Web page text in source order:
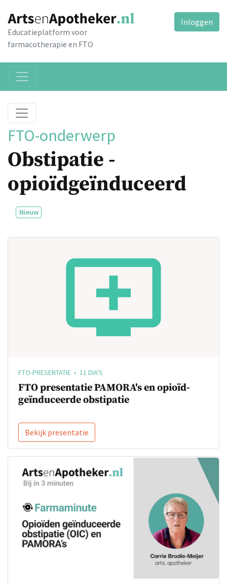
Educatieplatform voor
farmacotherapie en FTO
Inloggen
FTO-onderwerp
Obstipatie -
opioïdgeïnduceerd
Nieuw
FTO-PRESENTATIE • 11 DIA'S
FTO presentatie PAMORA's en opioïd-
geïnduceerde obstipatie
Bekijk presentatie